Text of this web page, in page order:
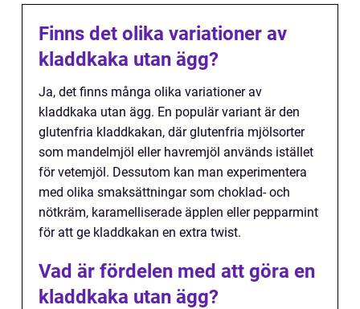
Finns det olika variationer av
kladdkaka utan ägg?
Ja, det finns många olika variationer av
kladdkaka utan ägg. En populär variant är den
glutenfria kladdkakan, där glutenfria mjölsorter
som mandelmjöl eller havremjöl används istället
för vetemjöl. Dessutom kan man experimentera
med olika smaksättningar som choklad- och
nötkräm, karamelliserade äpplen eller pepparmint
för att ge kladdkakan en extra twist.
Vad är fördelen med att göra en
kladdkaka utan ägg?